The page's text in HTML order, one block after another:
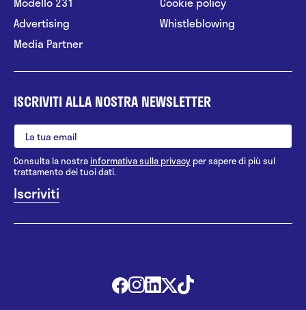
Advertising
Media Partner
Whistleblowing
ISCRIVITI ALLA NOSTRA NEWSLETTER
Consulta la nostrainformativa sulla privacy per sapere di più sul
trattamento dei tuoi dati.